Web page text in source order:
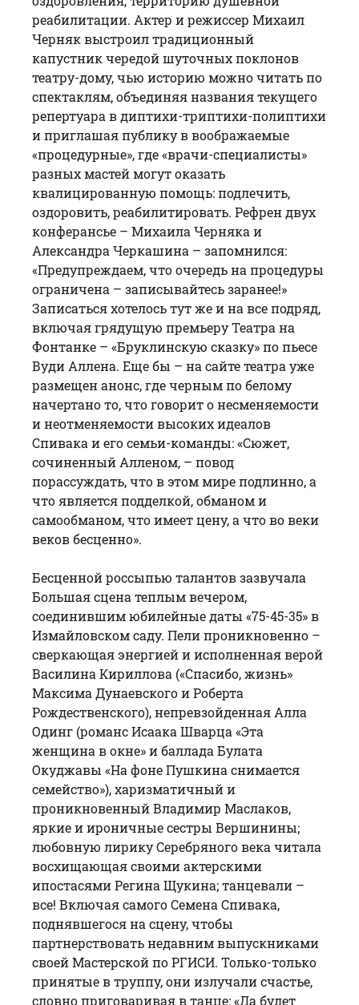
реабилитации. Актер и режиссер Михаил
Черняк выстроил традиционный
капустник чередой шуточных поклонов
театру-дому, чью историю можно читать по
спектаклям, объединяя названия текущего
репертуара в диптихи-триптихи-полиптихи
и приглашая публику в воображаемые
«процедурные», где «врачи-специалисты»
разных мастей могут оказать
квалицированную помощь: подлечить,
оздоровить, реабилитировать. Рефрен двух
конферансье – Михаила Черняка и
Александра Черкашина – запомнился:
«Предупреждаем, что очередь на процедуры
ограничена – записывайтесь заранее!»
Записаться хотелось тут же и на все подряд,
включая грядущую премьеру Театра на
Фонтанке – «Бруклинскую сказку» по пьесе
Вуди Аллена. Еще бы – на сайте театра уже
размещен анонс, где черным по белому
начертано то, что говорит о несменяемости
и неотменяемости высоких идеалов
Спивака и его семьи-команды: «Сюжет,
сочиненный Алленом, – повод
порассуждать, что в этом мире подлинно, а
что является подделкой, обманом и
самообманом, что имеет цену, а что во веки
веков бесценно».
Бесценной россыпью талантов зазвучала
Большая сцена теплым вечером,
соединившим юбилейные даты «75-45-35» в
Измайловском саду. Пели проникновенно –
сверкающая энергией и исполненная верой
Василина Кириллова («Спасибо, жизнь»
Максима Дунаевского и Роберта
Рождественского), непревзойденная Алла
Одинг (романс Исаака Шварца «Эта
женщина в окне» и баллада Булата
Окуджавы «На фоне Пушкина снимается
семейство»), харизматичный и
проникновенный Владимир Маслаков,
яркие и ироничные сестры Вершинины;
любовную лирику Серебряного века читала
восхищающая своими актерскими
ипостасями Регина Щукина; танцевали –
все! Включая самого Семена Спивака,
поднявшегося на сцену, чтобы
партнерствовать недавним выпускниками
своей Мастерской по РГИСИ. Только-только
принятые в труппу, они излучали счастье,
словно приговаривая в танце: «Да будет